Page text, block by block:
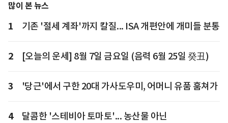
많이 본 뉴스
1 기존 '절세 계좌'까지 칼질... ISA 개편안에 개미들 분통
2 [오늘의 운세] 8월 7일 금요일 (음력 6월 25일 癸丑)
3 '당근'에서 구한 20대 가사도우미, 어머니 유품 훔쳐가
4
달콤한 '스테비아 토마토'... 농산물 아닌